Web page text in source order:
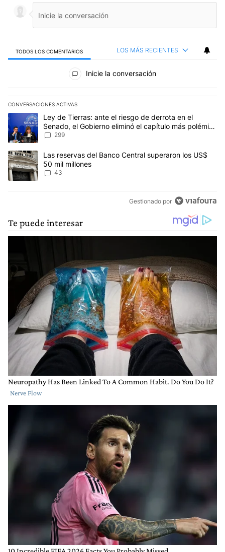
TODOS LOS COMENTARIOS LOS MÁS RECIENTES
Todos los comentarios
Inicie la conversación
CONVERSACIONES ACTIVAS
Este listado muestra los artículos con más comentarios en los
Un artículo de tendencia con el título "Ley de Tierras: ante el
Ley de Tierras: ante el riesgo de derrota en el
Senado, el Gobierno eliminó el capítulo más polémico
del proyecto
299
Un artículo de tendencia con el título "Las reservas del Banco
Las reservas del Banco Central superaron los US$
50 mil millones
43
Gestionado por